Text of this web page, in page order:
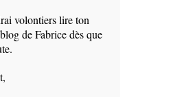
volontiers lire ton
de Fabrice dès que